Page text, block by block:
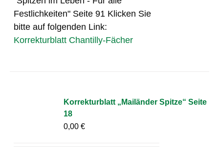
Festlichkeiten" Seite 91 Klicken Sie
bitte auf folgenden Link:
Korrekturblatt Chantilly-Fächer
Korrekturblatt „Mailänder Spitze“ Seite
18
0,00€